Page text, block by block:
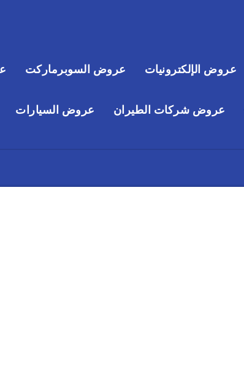
عروض الإلكترونيات عروض السوبرماركت
عروض شركات الطيران عروض السيارات